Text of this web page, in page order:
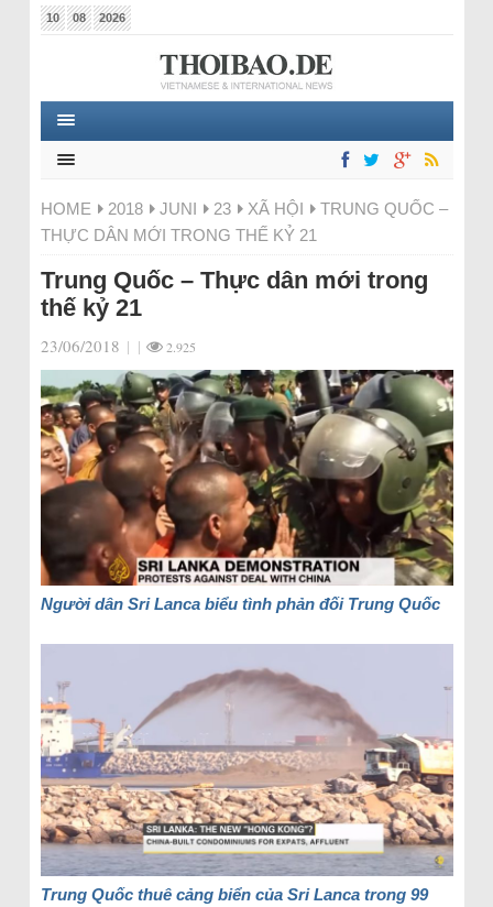
10 08 2026
HOME 2018 JUNI 23 XÃ HỘI
TRUNG QUỐC –
THỰC DÂN MỚI TRONG THẾ KỶ 21
Trung Quốc – Thực dân mới trong
thế kỷ 21
23/06/2018 | | 2.925
Người dân Sri Lanca biểu tình phản đối Trung Quốc
Trung Quốc thuê cảng biển của Sri Lanca trong 99